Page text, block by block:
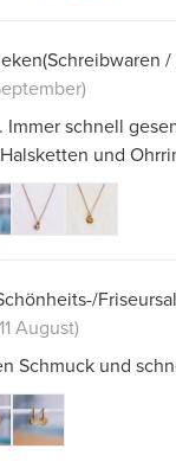
(Schreibwaren
Immer schnell
und
August)
Schmuck und